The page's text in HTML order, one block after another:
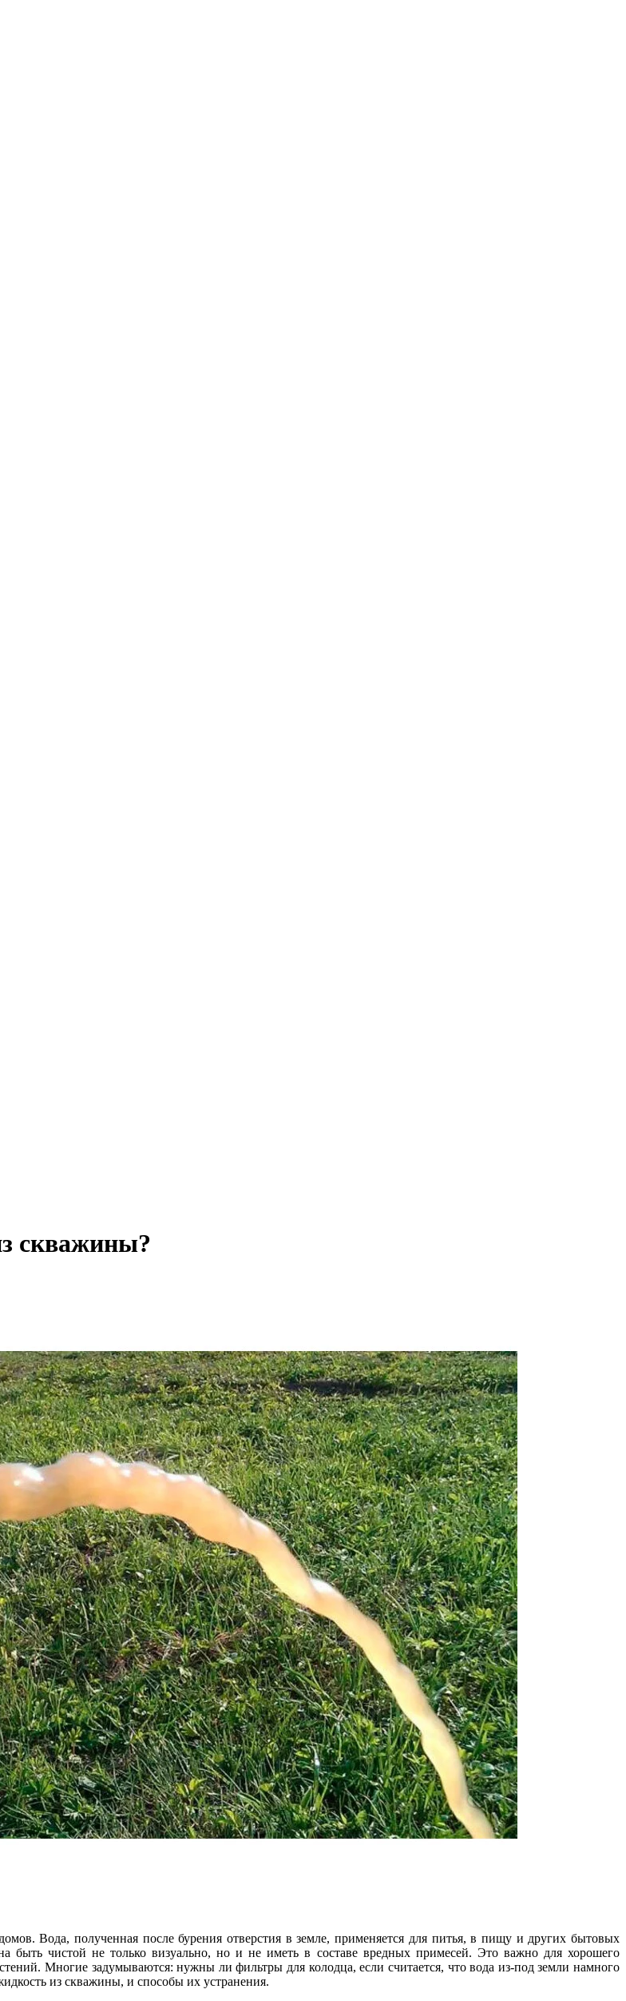
скважины?
Вода, полученная после бурения отверстия в земле, применяется для питья, в пищу и других бытовых
быть чистой не только визуально, но и не иметь в составе вредных примесей. Это важно для хорошего
Многие задумываются: нужны ли фильтры для колодца, если считается, что вода из-под земли намного
из скважины, и способы их устранения.